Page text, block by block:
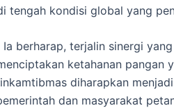
tengah kondisi global yang
berharap, terjalin sinergi
ketahanan pangan
diharapkan
dan masyarakat